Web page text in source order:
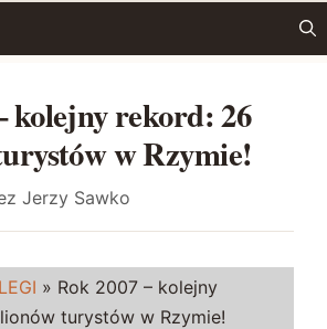
kolejny rekord: 26
w Rzymie!
Jerzy Sawko
» Rok 2007 – kolejny
turystów w Rzymie!